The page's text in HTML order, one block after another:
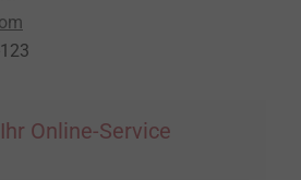
Online-Service